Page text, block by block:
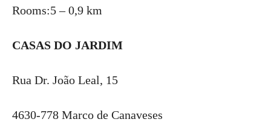
Rooms:5 – 0,9 km
CASAS DO JARDIM
Rua Dr. João Leal, 15
4630-778 Marco de Canaveses